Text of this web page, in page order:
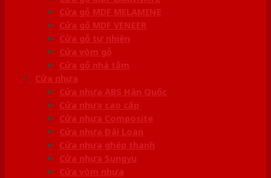
Cửa gỗ MDF MELAMINE
Cửa gỗ MDF VENEER
Cửa gỗ tự nhiên
Cửa vòm gỗ
Cửa gỗ nhà tắm
Cửa nhựa
Cửa nhựa ABS Hàn Quốc
Cửa nhựa cao cấp
Cửa nhựa Composite
Cửa nhựa Đài Loan
Cửa nhựa ghép thanh
Cửa nhựa Sungyu
Cửa vòm nhựa